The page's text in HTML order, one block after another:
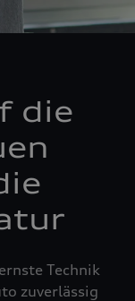
die
Technik
zuverlässig